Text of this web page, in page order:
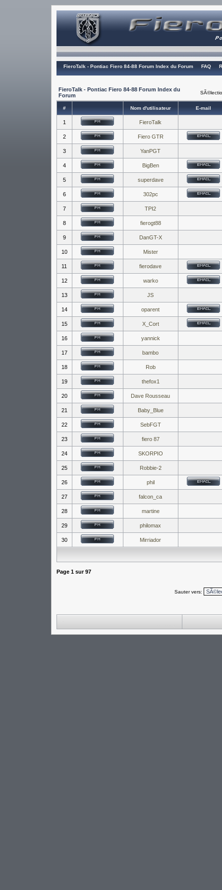
FieroTalk - Pontiac Fiero 84-88 Forum Index du Forum FAQ
FieroTalk - Pontiac Fiero 84-88 Forum Index du
Forum
# Nom d'utilisateur E-mail
1 FieroTalk
2 Fiero GTR
3 YanPGT
4 BigBen
5 superdave
6 302pc
7 TPI2
8 fierogt88
9 DanGT-X
10 Mister
11 fierodave
12 warko
13 JS
14 oparent
15 X_Cort
16 yannick
17 bambo
18 Rob
19 thefox1
20 Dave Rousseau
21 Baby_Blue
22 SebFGT
23 fiero 87
24 SKORPIO
25 Robbie-2
26 phil
27 falcon_ca
28 martine
29 philomax
30 Mirriador
Page 1sur97
Sauter vers: